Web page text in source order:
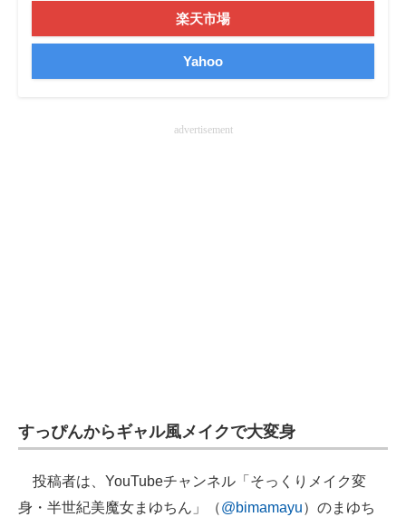
エネルギーの専門メディア楽天市場
Yahoo
advertisement
すっぴんからギャル風メイクで大変身
投稿者は、YouTubeチャンネル「そっくりメイク変
身・半世紀美魔女まゆちん」（@bimamayu）のまゆち